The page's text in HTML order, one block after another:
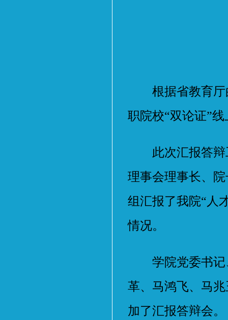
根据省教育厅
职院校“双论证”
此次汇报答辩工
理事会理事长、
组汇报了我院“人
情况。
学院党委书记
革、马鸿飞、马
加了汇报答辩会。